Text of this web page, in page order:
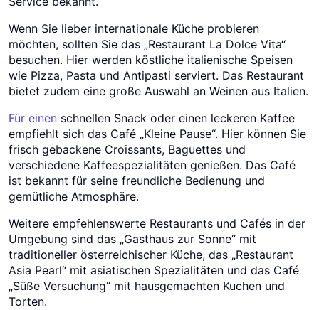
Wenn Sie lieber internationale Küche probieren
möchten, sollten Sie das „Restaurant La Dolce Vita“
besuchen. Hier werden köstliche italienische Speisen
wie Pizza, Pasta und Antipasti serviert. Das Restaurant
bietet zudem eine große Auswahl an Weinen aus Italien.
Für einen schnellen Snack oder einen leckeren Kaffee
empfiehlt sich das Café „Kleine Pause“. Hier können Sie
frisch gebackene Croissants, Baguettes und
verschiedene Kaffeespezialitäten genießen. Das Café
ist bekannt für seine freundliche Bedienung und
gemütliche Atmosphäre.
Weitere empfehlenswerte Restaurants und Cafés in der
Umgebung sind das „Gasthaus zur Sonne“ mit
traditioneller österreichischer Küche, das „Restaurant
Asia Pearl“ mit asiatischen Spezialitäten und das Café
„Süße Versuchung“ mit hausgemachten Kuchen und
Torten.